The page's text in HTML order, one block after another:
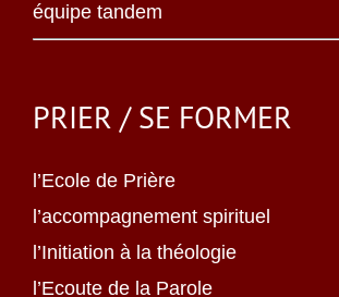
équipe tandem
PRIER / SE FORMER
l’Ecole de Prière
l’accompagnement spirituel
l’Initiation à la théologie
l’Ecoute de la Parole